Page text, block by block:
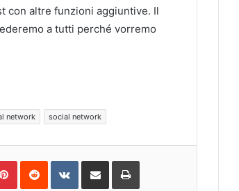
con altre funzioni aggiuntive. Il
a tutti perché vorremo
network social network
PinterestReddit VKontakteShare
Email
Print